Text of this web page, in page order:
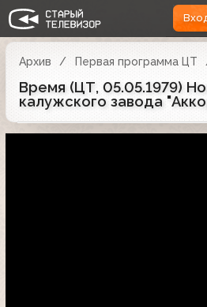
Архив Первая программа ЦТ
Время (ЦТ, 05.05.1979)
калужского завода